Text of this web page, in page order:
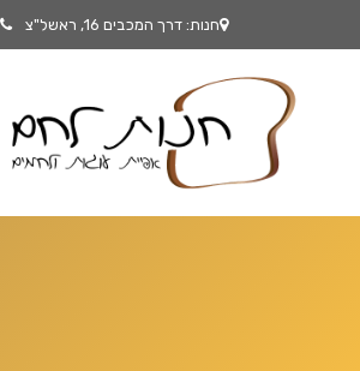
חנות: דרך המכבים 16, ראשל"צ